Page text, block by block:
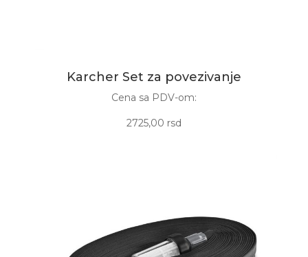
Karcher Set za povezivanje
Cena sa PDV-om:
2725,00 rsd